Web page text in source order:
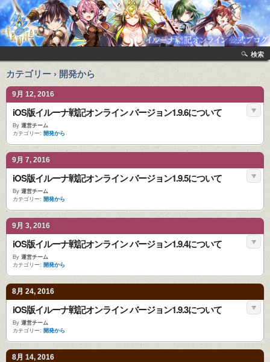
検索
カテゴリー › 開発から
9月 12, 2016
iOS版イルーナ戦記オンライン バージョン1.9.6について
By 運営チーム
カテゴリー: 開発から
9月 7, 2016
iOS版イルーナ戦記オンライン バージョン1.9.5について
By 運営チーム
カテゴリー: 開発から
9月 3, 2016
iOS版イルーナ戦記オンライン バージョン1.9.4について
By 運営チーム
カテゴリー: 開発から
8月 24, 2016
iOS版イルーナ戦記オンライン バージョン1.9.3について
By 運営チーム
カテゴリー: 開発から
8月 14, 2016